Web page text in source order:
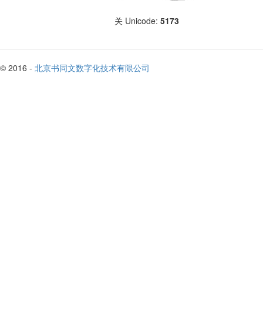
关 Unicode: 5173
© 2016 - 北京书同文数字化技术有限公司